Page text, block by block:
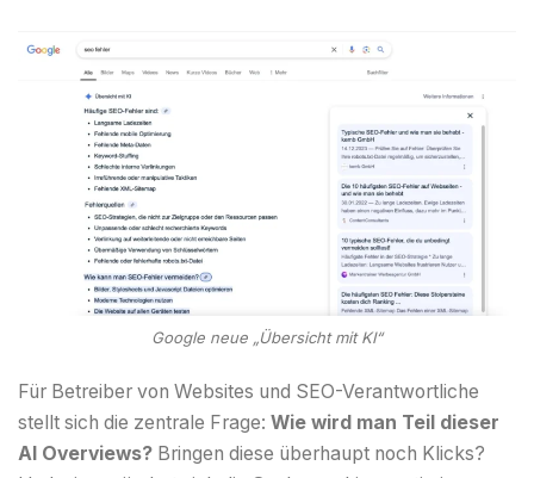
Google neue „Übersicht mit KI“
Für Betreiber von Websites und SEO-Verantwortliche
stellt sich die zentrale Frage: Wie wird man Teil dieser
AI Overviews? Bringen diese überhaupt noch Klicks?